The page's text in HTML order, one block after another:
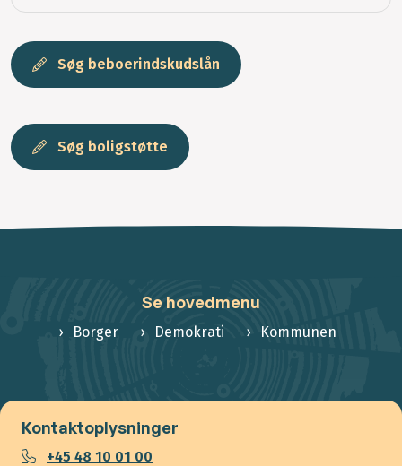
Søg beboerindskudslån
Søg boligstøtte
Se hovedmenu
Borger Demokrati Kommunen
Kontaktoplysninger
+45 48 10 01 00